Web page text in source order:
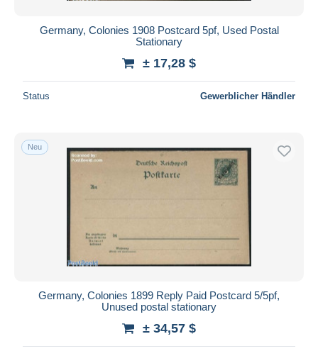
Germany, Colonies 1908 Postcard 5pf, Used Postal
Stationary
± 17,28 $
Status Gewerblicher Händler
Neu
Germany, Colonies 1899 Reply Paid Postcard 5/5pf,
Unused postal stationary
± 34,57 $